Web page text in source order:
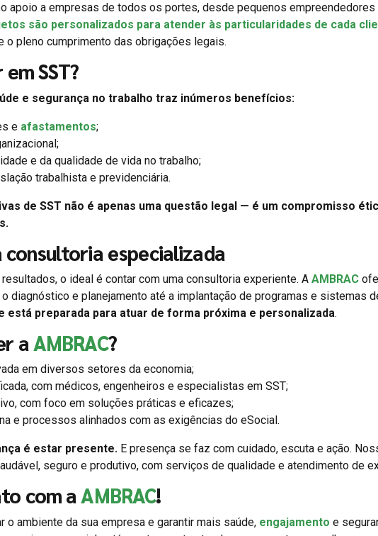
apoio a empresas de todos os portes, desde pequenos empreendedores
são personalizados para atender às particularidades de cada
o pleno cumprimento das obrigações legais.
SST?
e segurança no trabalho traz inúmeros benefícios:
e afastamentos;
e da qualidade de vida no trabalho;
trabalhista e previdenciária.
de SST não é apenas uma questão legal — é um compromisso
consultoria especializada
o ideal é contar com uma consultoria experiente. A AMBRAC
diagnóstico e planejamento até a implantação de programas e sistemas
está preparada para atuar de forma próxima e personalizada.
aAMBRAC?
em diversos setores da economia;
com médicos, engenheiros e especialistas em SST;
com foco em soluções práticas e eficazes;
e processos alinhados com as exigências do eSocial.
é estar presente. E presença se faz com cuidado, escuta e ação.
seguro e produtivo, com serviços de qualidade e atendimento de
com aAMBRAC!
o ambiente da sua empresa e garantir mais saúde, engajamento e